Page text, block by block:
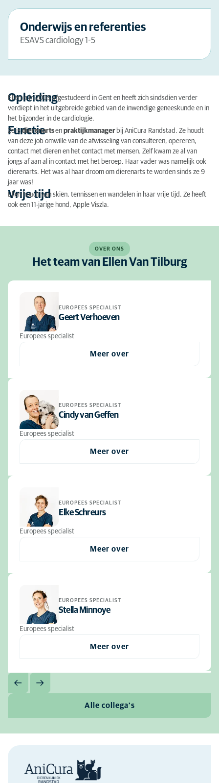
Onderwijs en referenties
ESAVS cardiology 1-5
Opleiding
Ellen is in 2005 afgestudeerd in Gent en heeft zich sindsdien verder
verdiept in het uitgebreide gebied van de inwendige geneeskunde en in
het bijzonder in de cardiologie.
Functie
Ze is dierenartsen praktijkmanager bij AniCura Randstad. Ze houdt
van deze job omwille van de afwisseling van consulteren, opereren,
contact met dieren en het contact met mensen. Zelf kwam ze al van
jongs af aan al in contact met het beroep. Haar vader was namelijk ook
dierenarts. Het was al haar droom om dierenarts te worden sinds ze 9
jaar was!
Vrije tijd
Ellen houdt van skiën, tennissen en wandelen in haar vrije tijd. Ze heeft
ook een 11-jarige hond, Apple Viszla.
OVER ONS
Het team van Ellen Van Tilburg
EUROPEES SPECIALIST
Geert Verhoeven
Europees specialist
Meer over
EUROPEES SPECIALIST
Cindy van Geffen
Europees specialist
Meer over
EUROPEES SPECIALIST
Elke Schreurs
Europees specialist
Meer over
EUROPEES SPECIALIST
Stella Minnoye
Europees specialist
Meer over
Alle collega's